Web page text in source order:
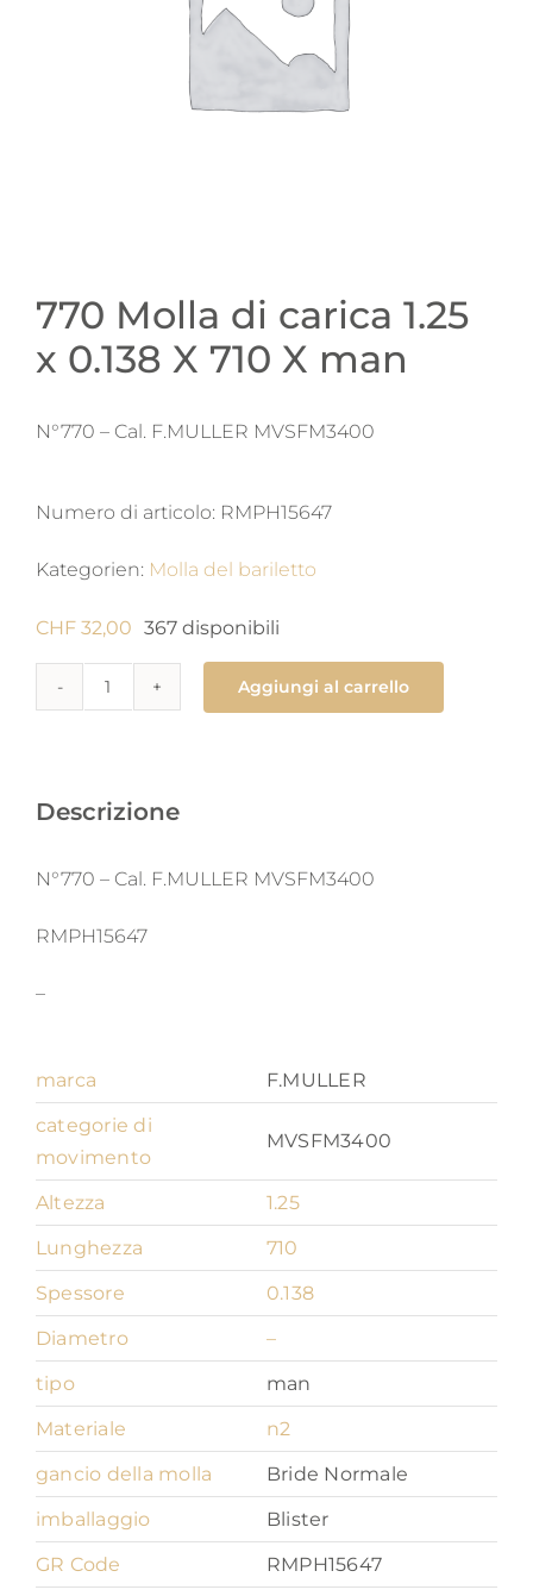
770 Molla di carica 1.25
x 0.138 X 710 X man
N°770 – Cal. F.MULLER MVSFM3400
Numero di articolo: RMPH15647
Kategorien: Molla del bariletto
CHF32,00 367 disponibili
carica
X
Aggiungi al carrello
Descrizione
N°770 – Cal. F.MULLER MVSFM3400
RMPH15647
–
marca
F.MULLER
categorie di
movimento
MVSFM3400
Altezza
1.25
Lunghezza
710
Spessore
0.138
Diametro
–
tipo
man
Materiale
n2
gancio della molla
Bride Normale
imballaggio
Blister
GR Code
RMPH15647